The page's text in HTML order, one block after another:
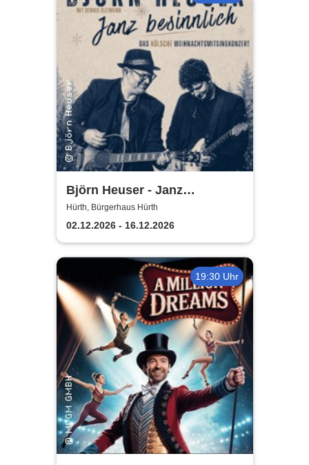
Björn Heuser - Janz
besinnlich
Hürth, Bürgerhaus Hürth
02.12.2026 - 16.12.2026
19:30 Uhr